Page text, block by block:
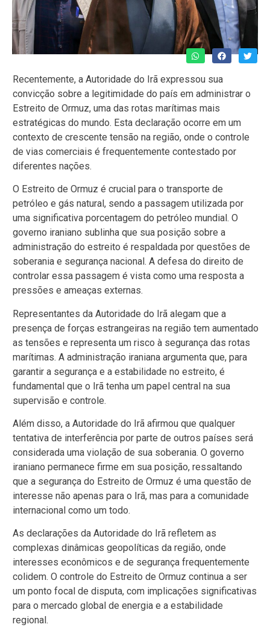
Recentemente, a Autoridade do Irã expressou sua
convicção sobre a legitimidade do país em administrar o
Estreito de Ormuz, uma das rotas marítimas mais
estratégicas do mundo. Esta declaração ocorre em um
contexto de crescente tensão na região, onde o controle
de vias comerciais é frequentemente contestado por
diferentes nações.
O Estreito de Ormuz é crucial para o transporte de
petróleo e gás natural, sendo a passagem utilizada por
uma significativa porcentagem do petróleo mundial. O
governo iraniano sublinha que sua posição sobre a
administração do estreito é respaldada por questões de
soberania e segurança nacional. A defesa do direito de
controlar essa passagem é vista como uma resposta a
pressões e ameaças externas.
Representantes da Autoridade do Irã alegam que a
presença de forças estrangeiras na região tem aumentado
as tensões e representa um risco à segurança das rotas
marítimas. A administração iraniana argumenta que, para
garantir a segurança e a estabilidade no estreito, é
fundamental que o Irã tenha um papel central na sua
supervisão e controle.
Além disso, a Autoridade do Irã afirmou que qualquer
tentativa de interferência por parte de outros países será
considerada uma violação de sua soberania. O governo
iraniano permanece firme em sua posição, ressaltando
que a segurança do Estreito de Ormuz é uma questão de
interesse não apenas para o Irã, mas para a comunidade
internacional como um todo.
As declarações da Autoridade do Irã refletem as
complexas dinâmicas geopolíticas da região, onde
interesses econômicos e de segurança frequentemente
colidem. O controle do Estreito de Ormuz continua a ser
um ponto focal de disputa, com implicações significativas
para o mercado global de energia e a estabilidade
regional.